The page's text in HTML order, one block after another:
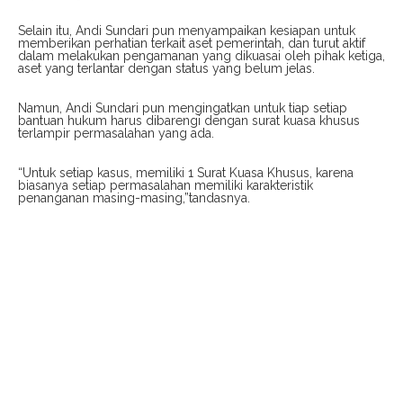
Selain itu, Andi Sundari pun menyampaikan kesiapan untuk
memberikan perhatian terkait aset pemerintah, dan turut aktif
dalam melakukan pengamanan yang dikuasai oleh pihak ketiga,
aset yang terlantar dengan status yang belum jelas.
Namun, Andi Sundari pun mengingatkan untuk tiap setiap
bantuan hukum harus dibarengi dengan surat kuasa khusus
terlampir permasalahan yang ada.
“Untuk setiap kasus, memiliki 1 Surat Kuasa Khusus, karena
biasanya setiap permasalahan memiliki karakteristik
penanganan masing-masing,”tandasnya.